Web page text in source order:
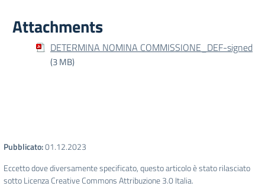
Attachments
DETERMINA NOMINA COMMISSIONE_DEF-signed
(3 MB)
Pubblicato:01.12.2023
Eccetto dove diversamente specificato, questo articolo è stato rilasciato
sotto Licenza Creative Commons Attribuzione 3.0 Italia.